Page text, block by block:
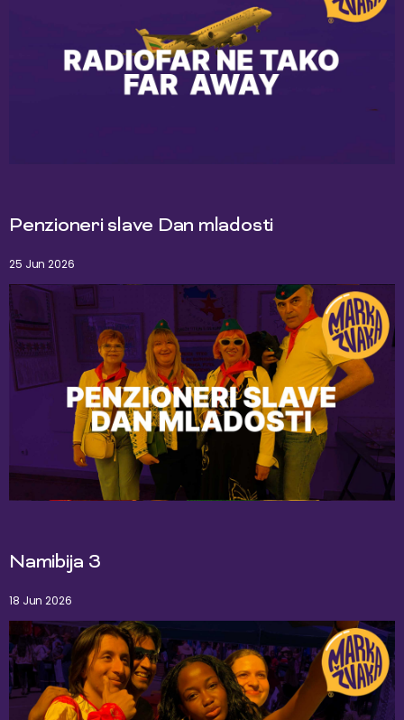
Penzioneri slave Dan mladosti
25 Jun 2026
Namibija 3
18 Jun 2026